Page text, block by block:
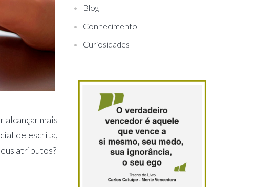
alcançar mais
de escrita,
atributos?
Blog
Conhecimento
Curiosidades